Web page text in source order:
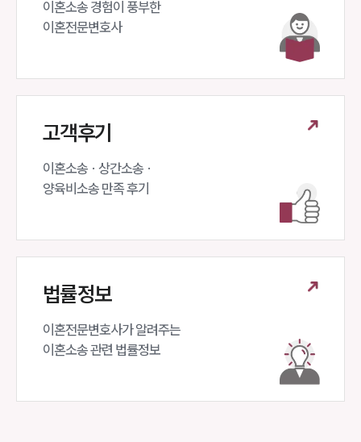
이혼소송 경험이 풍부한
이혼전문변호사
고객후기
이혼소송 · 상간소송 ·
양육비소송 만족 후기
법률정보
이혼전문변호사가 알려주는
이혼소송 관련 법률정보